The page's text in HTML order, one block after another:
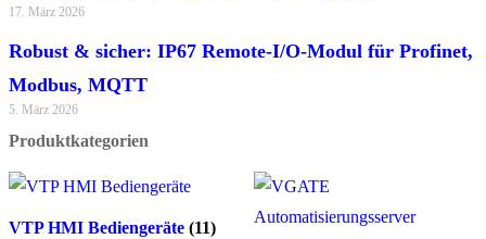
17. März 2026
Robust & sicher: IP67 Remote-I/O-Modul für Profinet,
Modbus, MQTT
5. März 2026
Produktkategorien
VTP HMI Bediengeräte (11)